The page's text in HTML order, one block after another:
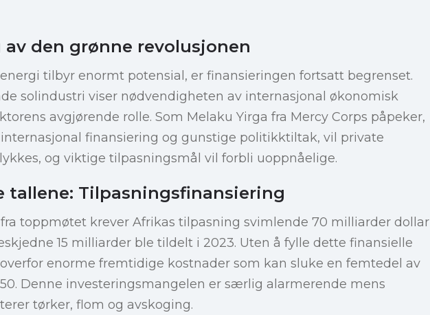
den grønne revolusjonen
tilbyr enormt potensial, er finansieringen fortsatt begrenset.
solindustri viser nødvendigheten av internasjonal økonomisk
avgjørende rolle. Som Melaku Yirga fra Mercy Corps påpeker,
finansiering og gunstige politikktiltak, vil private
og viktige tilpasningsmål vil forbli uoppnåelige.
tallene: Tilpasningsfinansiering
toppmøtet krever Afrikas tilpasning svimlende 70 milliarder dollar
15 milliarder ble tildelt i 2023. Uten å fylle dette finansielle
enorme fremtidige kostnader som kan sluke en femtedel av
Denne investeringsmangelen er særlig alarmerende mens
tørker, flom og avskoging.